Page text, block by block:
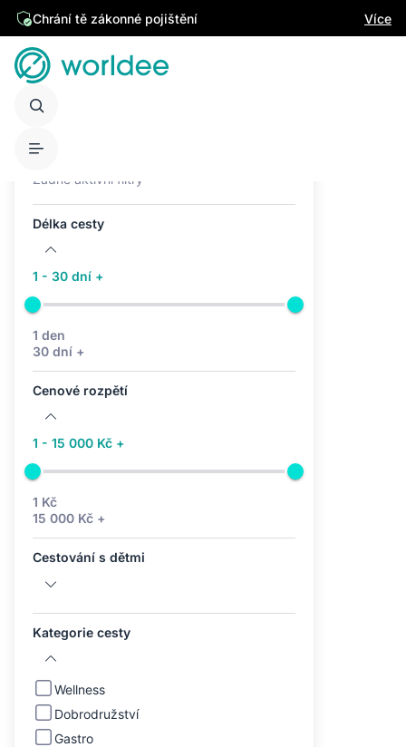
Chrání tě zákonné pojištění Více
Žádné aktivní filtry
Délka cesty
1 - 30 dní +
1 den
30 dní +
Cenové rozpětí
1 - 15 000 Kč +
1 Kč
15 000 Kč +
Cestování s dětmi
Kategorie cesty
Wellness
Dobrodružství
Gastro